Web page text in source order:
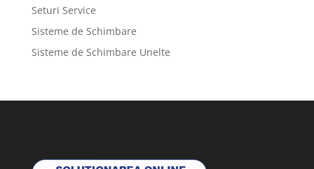
Seturi Service
Sisteme de Schimbare
Sisteme de Schimbare Unelte